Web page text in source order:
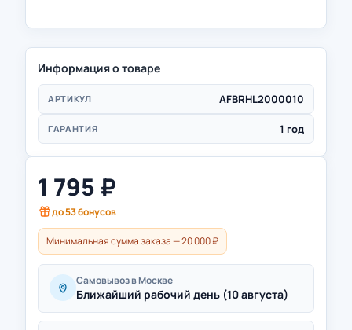
Информация о товаре
АРТИКУЛ AFBRHL2000010
ГАРАНТИЯ 1 год
1 795 ₽
до53бонусов
Минимальная сумма заказа — 20 000 ₽
Самовывоз в Москве
Ближайший рабочий день (10 августа)